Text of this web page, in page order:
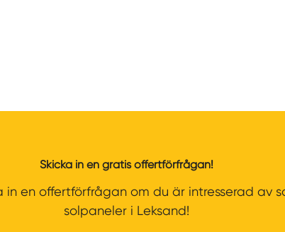
Skicka in en gratis offertförfrågan!
in en offertförfrågan om du är intresserad av
solpaneler i Leksand!